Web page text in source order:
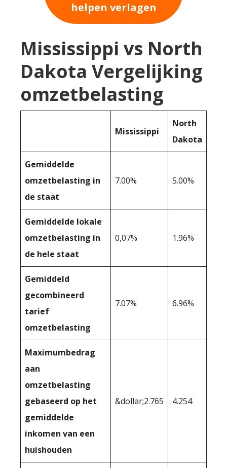
helpen verlagen
Mississippi vs North
Dakota Vergelijking
omzetbelasting
Mississippi
North
Dakota
Gemiddelde
omzetbelasting in
de staat
7.00% 5.00%
Gemiddelde lokale
omzetbelasting in
de hele staat
0,07% 1.96%
Gemiddeld
gecombineerd
tarief
omzetbelasting
7.07% 6.96%
Maximumbedrag
aan
omzetbelasting
gebaseerd op het
gemiddelde
inkomen van een
huishouden
&dollar;2.765 4.254